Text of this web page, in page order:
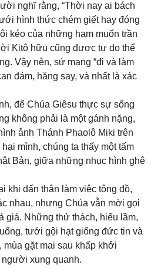
nghĩ rằng, “Thời nay ai bách
hình thức chém giết hay đóng
kéo của những ham muốn trần
Kitô hữu cũng được tự do thể
Vậy nên, sứ mạng “đi và làm
đảm, hăng say, và nhất là xác
để Chúa Giêsu thực sự sống
không phải là một gánh nặng,
ảnh Thánh Phaolô Miki trên
mình, chúng ta thấy một tấm
Bản, giữa những nhục hình ghê
khi dấn thân làm việc tông đồ,
nhau, nhưng Chúa vẫn mời gọi
giá. Những thử thách, hiểu lầm,
tưới gội hạt giống đức tin và
mùa gặt mai sau khấp khởi
người xung quanh.